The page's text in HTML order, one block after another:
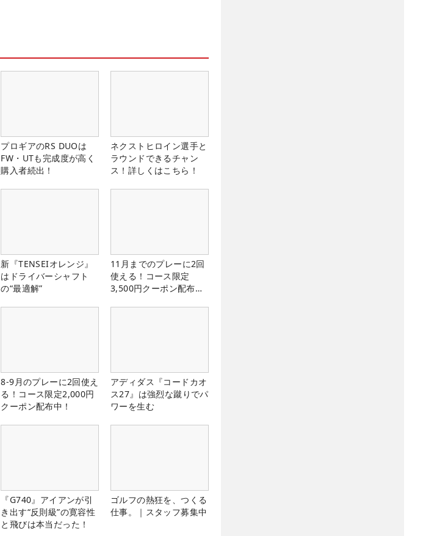
プロギアのRS DUOは
FW・UTも完成度が高く
購入者続出！
ネクストヒロイン選手と
ラウンドできるチャン
ス！詳しくはこちら！
新『TENSEIオレンジ』
はドライバーシャフト
の“最適解”
11月までのプレーに2回
使える！コース限定
3,500円クーポン配布
8-9月のプレーに2回使え
る！コース限定2,000円
クーポン配布中！
アディダス『コードカオ
ス27』は強烈な蹴りでパ
ワーを生む
『G740』アイアンが引
き出す“反則級”の寛容性
と飛びは本当だった！
ゴルフの熱狂を、つくる
仕事。｜スタッフ募集中